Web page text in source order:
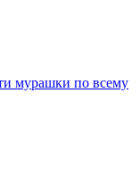
мурашки по всему